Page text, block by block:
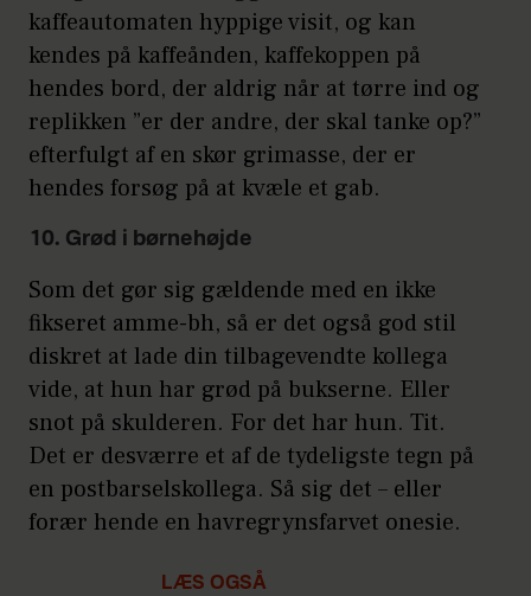
kaffeautomaten hyppige visit, og kan
kendes på kaffeånden, kaffekoppen på
hendes bord, der aldrig når at tørre ind og
replikken ”er der andre, der skal tanke op?”
efterfulgt af en skør grimasse, der er
hendes forsøg på at kvæle et gab.
10. Grød i børnehøjde
Som det gør sig gældende med en ikke
fikseret amme-bh, så er det også god stil
diskret at lade din tilbagevendte kollega
vide, at hun har grød på bukserne. Eller
snot på skulderen. For det har hun. Tit.
Det er desværre et af de tydeligste tegn på
en postbarselskollega. Så sig det – eller
forær hende en havregrynsfarvet onesie.
LÆS OGSÅ